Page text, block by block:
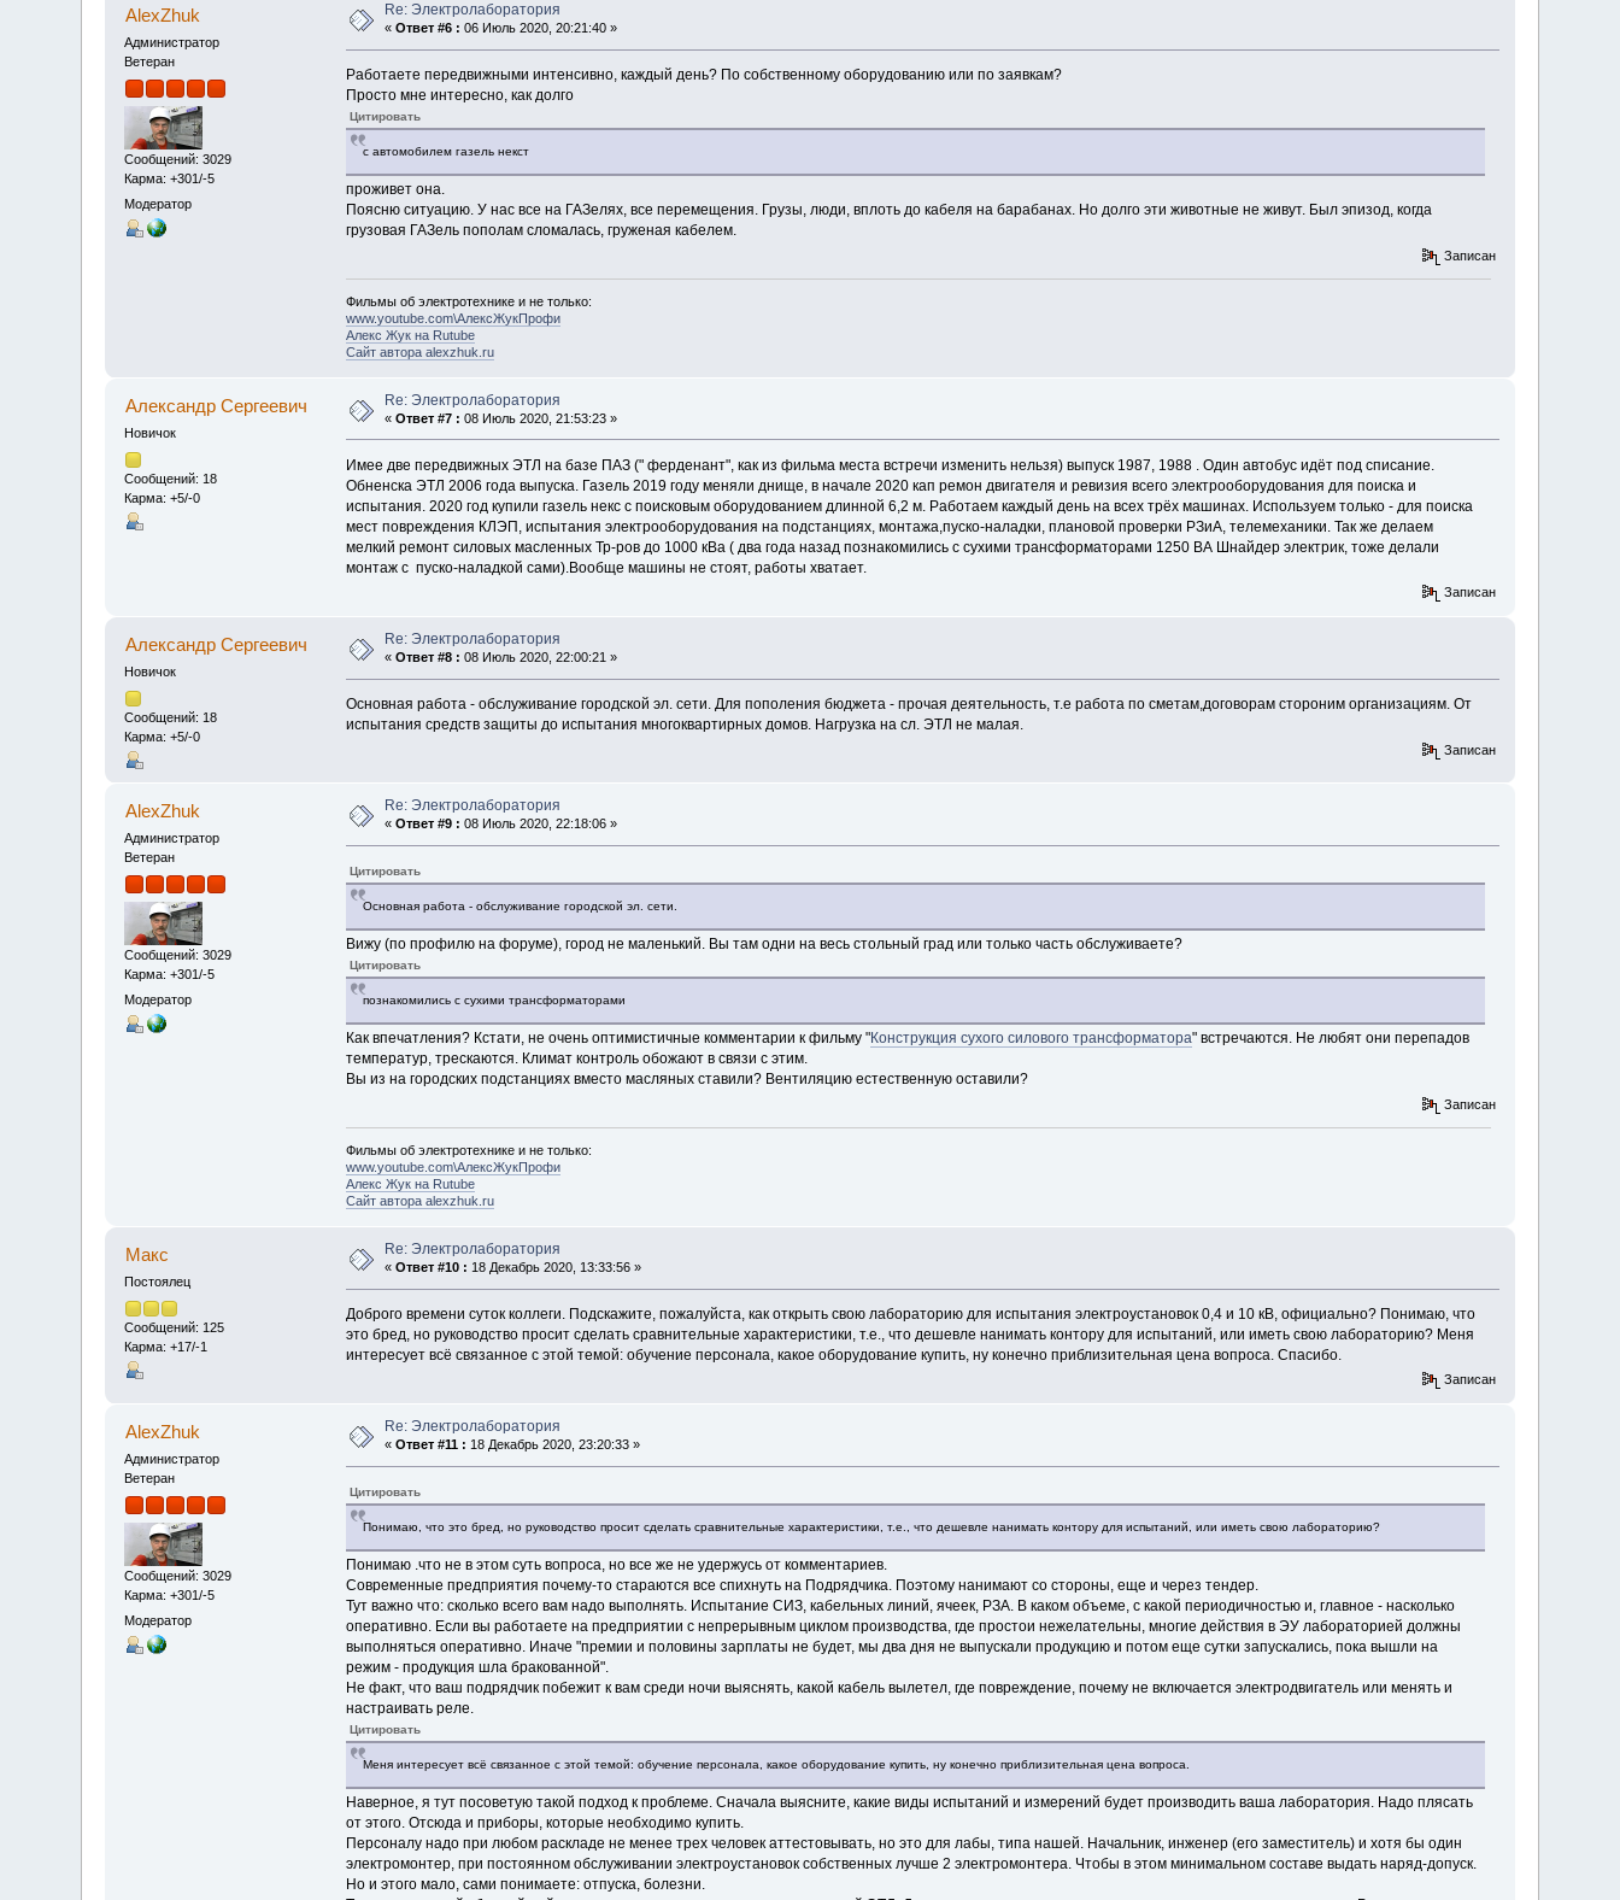
AlexZhuk
Администратор
Ветеран
Сообщений: 3029
Карма: +301/-5
Модератор
Re: Электролаборатория
«Ответ #6 : 06 Июль 2020, 20:21:40 »
Работаете передвижными интенсивно, каждый день? По собственному оборудованию или по заявкам?
Просто мне интересно, как долго
Цитировать
с автомобилем газель некст
проживет она.
Поясню ситуацию. У нас все на ГАЗелях, все перемещения. Грузы, люди, вплоть до кабеля на барабанах. Но долго эти животные не живут. Был эпизод, когда
грузовая ГАЗель пополам сломалась, груженая кабелем.
Записан
Фильмы об электротехнике и не только:
www.youtube.com\АлексЖукПрофи
Алекс Жук на Rutube
Сайт автора alexzhuk.ru
Александр Cергеевич
Новичок
Сообщений: 18
Карма: +5/-0
Re: Электролаборатория
«Ответ #7 : 08 Июль 2020, 21:53:23 »
Имее две передвижных ЭТЛ на базе ПАЗ (" ферденант", как из фильма места встречи изменить нельзя) выпуск 1987, 1988 . Один автобус идёт под списание.
Обненска ЭТЛ 2006 года выпуска. Газель 2019 году меняли днище, в начале 2020 кап ремон двигателя и ревизия всего электрооборудования для поиска и
испытания. 2020 год купили газель некс с поисковым оборудованием длинной 6,2 м. Работаем каждый день на всех трёх машинах. Используем только - для поиска
мест повреждения КЛЭП, испытания электрооборудования на подстанциях, монтажа,пуско-наладки, плановой проверки РЗиА, телемеханики. Так же делаем
мелкий ремонт силовых масленных Тр-ров до 1000 кВа ( два года назад познакомились с сухими трансформаторами 1250 ВА Шнайдер электрик, тоже делали
монтаж с пуско-наладкой сами).Вообще машины не стоят, работы хватает.
Записан
Александр Cергеевич
Новичок
Сообщений: 18
Карма: +5/-0
Re: Электролаборатория
«Ответ #8 : 08 Июль 2020, 22:00:21 »
Основная работа - обслуживание городской эл. сети. Для пополения бюджета - прочая деятельность, т.е работа по сметам,договорам стороним организациям. От
испытания средств защиты до испытания многоквартирных домов. Нагрузка на сл. ЭТЛ не малая.
Записан
AlexZhuk
Администратор
Ветеран
Сообщений: 3029
Карма: +301/-5
Модератор
Re: Электролаборатория
«Ответ #9 : 08 Июль 2020, 22:18:06 »
Цитировать
Основная работа - обслуживание городской эл. сети.
Вижу (по профилю на форуме), город не маленький. Вы там одни на весь стольный град или только часть обслуживаете?
Цитировать
познакомились с сухими трансформаторами
Как впечатления? Кстати, не очень оптимистичные комментарии к фильму "Конструкция сухого силового трансформатора" встречаются. Не любят они перепадов
температур, трескаются. Климат контроль обожают в связи с этим.
Вы из на городских подстанциях вместо масляных ставили? Вентиляцию естественную оставили?
Записан
Фильмы об электротехнике и не только:
www.youtube.com\АлексЖукПрофи
Алекс Жук на Rutube
Сайт автора alexzhuk.ru
Макс
Постоялец
Сообщений: 125
Карма: +17/-1
Re: Электролаборатория
«Ответ #10 : 18 Декабрь 2020, 13:33:56 »
Доброго времени суток коллеги. Подскажите, пожалуйста, как открыть свою лабораторию для испытания электроустановок 0,4 и 10 кВ, официально? Понимаю, что
это бред, но руководство просит сделать сравнительные характеристики, т.е., что дешевле нанимать контору для испытаний, или иметь свою лабораторию? Меня
интересует всё связанное с этой темой: обучение персонала, какое оборудование купить, ну конечно приблизительная цена вопроса. Спасибо.
Записан
AlexZhuk
Администратор
Ветеран
Сообщений: 3029
Карма: +301/-5
Модератор
Re: Электролаборатория
«Ответ #11 : 18 Декабрь 2020, 23:20:33 »
Цитировать
Понимаю, что это бред, но руководство просит сделать сравнительные характеристики, т.е., что дешевле нанимать контору для испытаний, или иметь свою лабораторию?
Понимаю .что не в этом суть вопроса, но все же не удержусь от комментариев.
Современные предприятия почему-то стараются все спихнуть на Подрядчика. Поэтому нанимают со стороны, еще и через тендер.
Тут важно что: сколько всего вам надо выполнять. Испытание СИЗ, кабельных линий, ячеек, РЗА. В каком объеме, с какой периодичностью и, главное - насколько
оперативно. Если вы работаете на предприятии с непрерывным циклом производства, где простои нежелательны, многие действия в ЭУ лабораторией должны
выполняться оперативно. Иначе "премии и половины зарплаты не будет, мы два дня не выпускали продукцию и потом еще сутки запускались, пока вышли на
режим - продукция шла бракованной".
Не факт, что ваш подрядчик побежит к вам среди ночи выяснять, какой кабель вылетел, где повреждение, почему не включается электродвигатель или менять и
настраивать реле.
Цитировать
Меня интересует всё связанное с этой темой: обучение персонала, какое оборудование купить, ну конечно приблизительная цена вопроса.
Наверное, я тут посоветую такой подход к проблеме. Сначала выясните, какие виды испытаний и измерений будет производить ваша лаборатория. Надо плясать
от этого. Отсюда и приборы, которые необходимо купить.
Персоналу надо при любом раскладе не менее трех человек аттестовывать, но это для лабы, типа нашей. Начальник, инженер (его заместитель) и хотя бы один
электромонтер, при постоянном обслуживании электроустановок собственных лучше 2 электромонтера. Чтобы в этом минимальном составе выдать наряд-допуск.
Но и этого мало, сами понимаете: отпуска, болезни.